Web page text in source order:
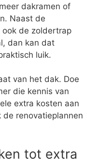
dakramen of
Naast de
ook de zoldertrap
dan kan dat
luik.
van het dak. Doe
die kennis van
extra kosten aan
de renovatieplannen
tot extra